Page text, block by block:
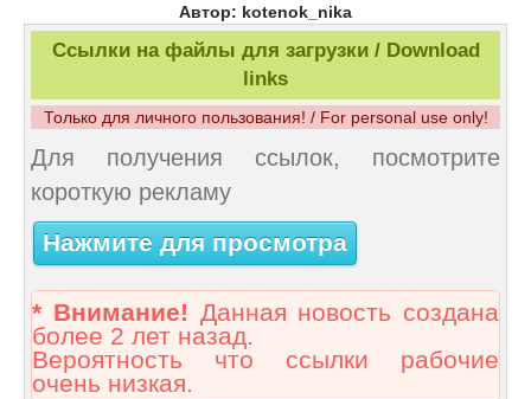
Автор: kotenok_nika
Ссылки на файлы для загрузки / Download
links
Только для личного пользования! / For personal use only!
Для получения ссылок, посмотрите
короткую рекламу
Нажмите для просмотра
* Внимание! Данная новость создана
более 2 лет назад.
Вероятность что ссылки рабочие
очень низкая.